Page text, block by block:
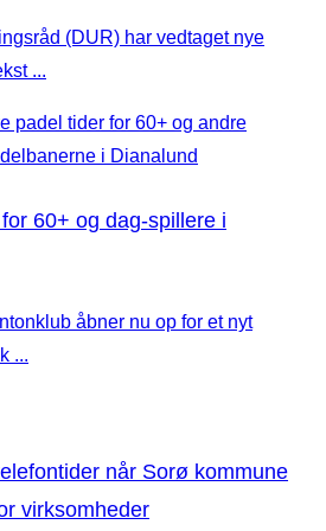
(DUR) har vedtaget nye
...
60+ og dag-spillere i
åbner nu op for et nyt
...
når Sorø kommune
virksomheder